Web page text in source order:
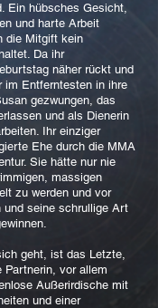
Ein hübsches Gesicht,
und harte Arbeit
die Mitgift kein
Da ihr
näher rückt und
im Entferntesten in ihre
gezwungen, das
und als Dienerin
Ihr einziger
Ehe durch die MMA
Sie hätte nur nie
massigen
zu werden und vor
und seine schrullige Art
geht, ist das Letzte,
Partnerin, vor allem
Außerirdische mit
und einer